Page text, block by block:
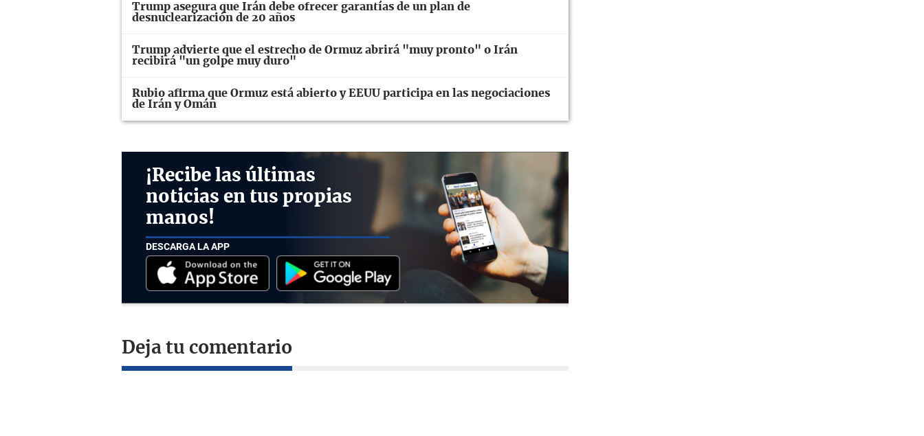
Trump asegura que Irán debe ofrecer garantías de un plan de
desnuclearización de 20 años
Trump advierte que el estrecho de Ormuz abrirá "muy pronto" o Irán
recibirá "un golpe muy duro"
Rubio afirma que Ormuz está abierto y EEUU participa en las negociaciones
de Irán y Omán
¡Recibe las últimas
noticias en tus propias
manos!
DESCARGA LA APP
Deja tu comentario